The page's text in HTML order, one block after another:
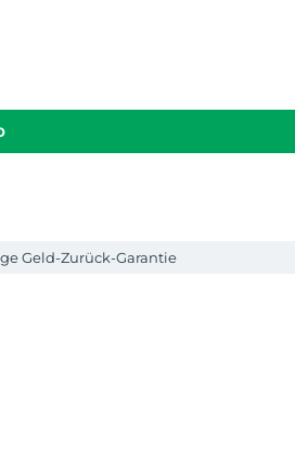
Geld-Zurück-Garantie